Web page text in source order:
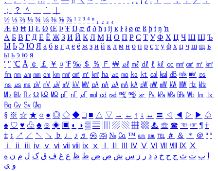
；
？ ＾ ｀
½ ⅓ ⅔ ¼ ¾ ⅛ ⅜ ⅝ ⅞ ¹ ² ³ ⁴ ⁿ ₁ ₂ ₃ ₄
Æ Ð Ħ Ĳ Ł Ø Œ Þ Ŧ Ŋ æ đ ð ħ ı ĳ ĸ ŀ ł ø œ ß þ ŧ ŋ ŉ
А Б В Г Д Е Ё Ж З И Й К Л М Н О П Р С Т У Ф Х Ц Ч Ш Щ Ъ
Ы Ь Э Ю Я а б в г д е ё ж з и й к л м н о п р с т у ф х ц ч ш щ ъ
ы ь э ю я
′ ″ ℃ Å ￠ ￡ ￥ ¤ ℉ ‰ ＄ ％ Ｆ ￦ ㎕ ㎖ ㎗ ℓ ㎘ ㏄ ㎣ ㎤ ㎥ ㎦
㎙ ㎚ ㎛ ㎜ ㎝ ㎞ ㎟ ㎠ ㎡ ㎢ ㏊ ㎍ ㎎ ㎏ ㏏ ㎈ ㎉ ㏈ ㎧ ㎨ ㎰
㎱ ㎲ ㎳ ㎴ ㎵ ㎶ ㎷ ㎸ ㎹ ㎀ ㎁ ㎂ ㎃ ㎄ ㎺ ㎻ ㎽ ㎾ ㎿ ㎐ ㎑
㎒ ㎓ ㎔ Ω ㏀ ㏁ ㎊ ㎋ ㎌ ㏖ ㏅ ㎭ ㎮ ㎯ ㏛ ㎩ ㎪ ㎫ ㎬ ㏝ ㏐
㏓
㏃ ㏉ ㏜ ㏆
§ ※ ☆ ★ ○ ● ◎ ◇ ◆ □ ■ △ ▽ → ← ↑ ↓ ↔ 〓 ◁ ◀ ▷ ▶ ♤
♠ ♡ ♥ ♧ ♣ ⊙ ◈ ▣ ◐ ◑ ▒ ▤ ▨ ▧ ▦ ▩ ♨ ☏ ☎ ☜ ☞ ¶ †
‡ ↕ ↗ ↙ ↖ ↘ ♭ ♩ ♪ ♬ ㉿ ㈜ № ㏇ ™ ㏂ ㏘ ℡ ＃ ＆ ＊ ＠ ª º
ⅰ
ⅱ ⅲ ⅳ ⅴ ⅵ ⅶ ⅷ ⅸ ⅹ Ⅳ Ⅴ Ⅵ Ⅶ Ⅷ Ⅸ Ⅹ
ب ت ث ج ح خ د ذ ر ز س ش ص ض ط ظ ع غ ف ق ک ل م ن ه
و ی